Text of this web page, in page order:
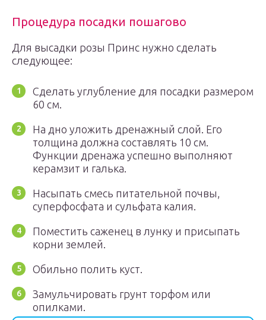
Процедура посадки пошагово
Для высадки розы Принс нужно сделать
следующее:
Сделать углубление для посадки размером
60 см.
На дно уложить дренажный слой. Его
толщина должна составлять 10 см.
Функции дренажа успешно выполняют
керамзит и галька.
Насыпать смесь питательной почвы,
суперфосфата и сульфата калия.
Поместить саженец в лунку и присыпать
корни землей.
Обильно полить куст.
Замульчировать грунт торфом или
опилками.